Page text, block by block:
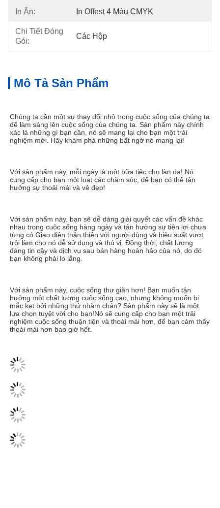
In Ấn: In Offest 4 Màu CMYK
Chi Tiết Đóng
Gói:
Các Hộp
Mô Tả Sản Phẩm
Chúng ta cần một sự thay đổi nhỏ trong cuộc sống của chúng ta
để làm sáng lên cuộc sống của chúng ta. Sản phẩm này chính
xác là những gì bạn cần, nó sẽ mang lại cho bạn một trải
nghiệm mới. Hãy khám phá những bất ngờ nó mang lại!
Với sản phẩm này, mỗi ngày là một bữa tiệc cho làn da! Nó
cung cấp cho bạn một loạt các chăm sóc, để bạn có thể tận
hưởng sự thoải mái và vẻ đẹp!
Với sản phẩm này, bạn sẽ dễ dàng giải quyết các vấn đề khác
nhau trong cuộc sống hàng ngày và tận hưởng sự tiện lợi chưa
từng có.Giao diện thân thiện với người dùng và hiệu suất vượt
trội làm cho nó dễ sử dụng và thú vị. Đồng thời, chất lượng
đáng tin cậy và dịch vụ sau bán hàng hoàn hảo của nó, do đó
bạn không phải lo lắng.
Với sản phẩm này, cuộc sống thư giãn hơn! Bạn muốn tận
hưởng một chất lượng cuộc sống cao, nhưng không muốn bị
mắc kẹt bởi những thứ nhàm chán? Sản phẩm này sẽ là một
lựa chọn tuyệt vời cho bạn!Nó sẽ cung cấp cho bạn một trải
nghiệm cuộc sống thuận tiện và thoải mái hơn, để bạn cảm thấy
thoải mái hơn bao giờ hết.